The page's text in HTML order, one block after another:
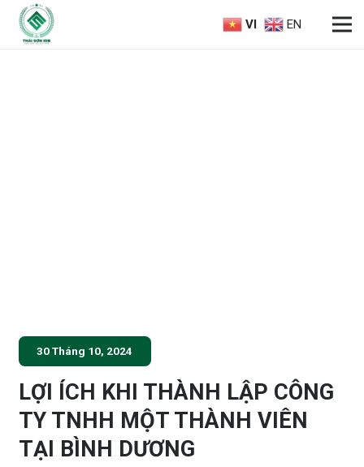
VI EN
30 Tháng 10, 2024
LỢI ÍCH KHI THÀNH LẬP CÔNG
TY TNHH MỘT THÀNH VIÊN
TẠI BÌNH DƯƠNG